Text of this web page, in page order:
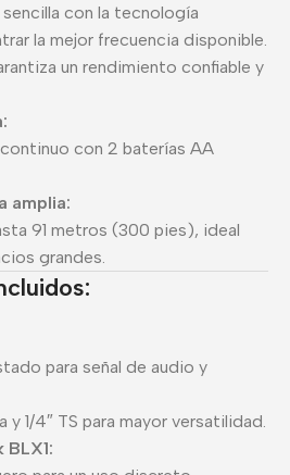
con la tecnología
la mejor frecuencia disponible.
un rendimiento confiable y
con 2 baterías AA
amplia:
91 metros (300 pies), ideal
grandes.
para señal de audio y
y 1/4″ TS para mayor versatilidad.